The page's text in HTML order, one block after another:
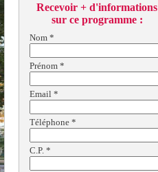
Recevoir + d'informations
sur ce programme :
Nom *
Prénom *
Email *
Téléphone *
C.P. *